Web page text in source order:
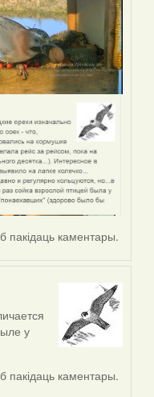
пакідаць каментары.
у
пакідаць каментары.